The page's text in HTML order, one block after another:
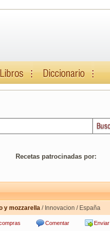
Recetas patrocinadas por:
y mozzarella / Innovacion / España
Comentar Enviar